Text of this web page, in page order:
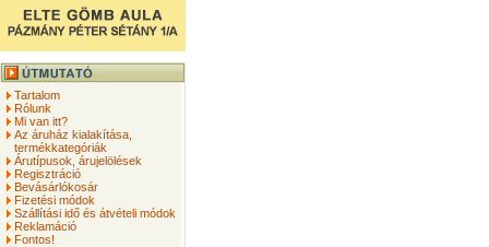
Tartalom
Rólunk
Mi van itt?
Az áruház kialakítása,
termékkategóriák
Árutípusok, árujelölések
Regisztráció
Bevásárlókosár
Fizetési módok
Szállítási idő és átvételi módok
Reklamáció
Fontos!